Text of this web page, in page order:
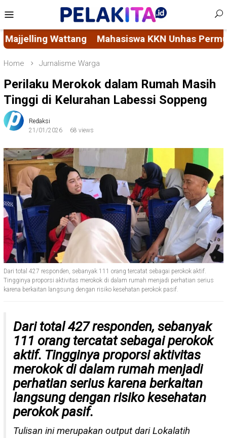
to
content
Menu
Unhas Permudah Akses Layanan Sosial
Home Jurnalisme Warga
Perilaku Merokok dalam Rumah Masih
Tinggi di Kelurahan Labessi Soppeng
Redaksi
21/01/2026
68 views
Dari total 427 responden, sebanyak 111 orang tercatat sebagai perokok aktif.
Tingginya proporsi aktivitas merokok di dalam rumah menjadi perhatian serius
karena berkaitan langsung dengan risiko kesehatan perokok pasif.
Dari total 427 responden, sebanyak
111 orang tercatat sebagai perokok
aktif. Tingginya proporsi aktivitas
merokok di dalam rumah menjadi
perhatian serius karena berkaitan
langsung dengan risiko kesehatan
perokok pasif.
Tulisan ini merupakan output dari Lokalatih